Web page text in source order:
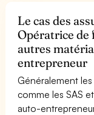
Le cas des
Opératrice de
autres
entrepreneur
Généralement
comme les SAS
auto-